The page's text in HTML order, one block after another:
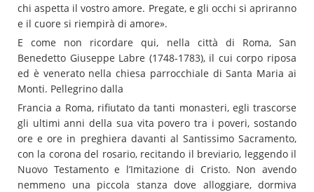
chi aspetta il vostro amore. Pregate, e gli occhi si apriranno
e il cuore si riempirà di amore».
E come non ricordare qui, nella città di Roma, San
Benedetto Giuseppe Labre (1748-1783), il cui corpo riposa
ed è venerato nella chiesa parrocchiale di Santa Maria ai
Monti. Pellegrino dalla
Francia a Roma, rifiutato da tanti monasteri, egli trascorse
gli ultimi anni della sua vita povero tra i poveri, sostando
ore e ore in preghiera davanti al Santissimo Sacramento,
con la corona del rosario, recitando il breviario, leggendo il
Nuovo Testamento e l’Imitazione di Cristo. Non avendo
nemmeno una piccola stanza dove alloggiare, dormiva